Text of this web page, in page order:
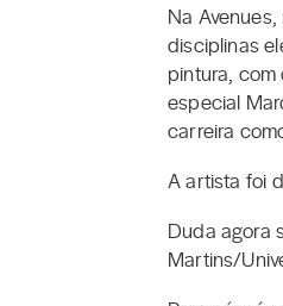
Na
disciplinas
pintura,
especial
carreira
A artista foi
Duda agora
Martins/